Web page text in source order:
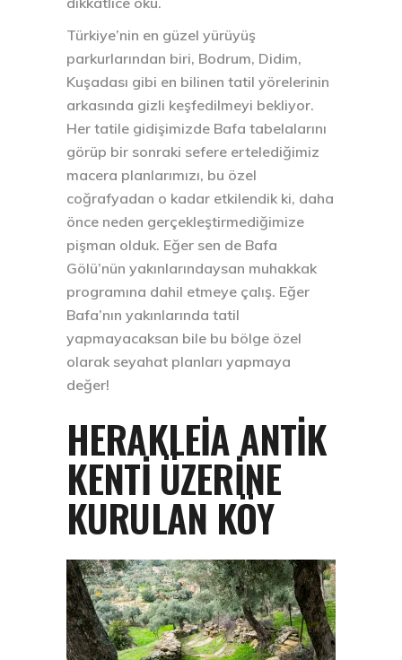
Türkiye’nin en güzel yürüyüş
parkurlarından biri, Bodrum, Didim,
Kuşadası gibi en bilinen tatil yörelerinin
arkasında gizli keşfedilmeyi bekliyor.
Her tatile gidişimizde Bafa tabelalarını
görüp bir sonraki sefere ertelediğimiz
macera planlarımızı, bu özel
coğrafyadan o kadar etkilendik ki, daha
önce neden gerçekleştirmediğimize
pişman olduk. Eğer sen de Bafa
Gölü’nün yakınlarındaysan muhakkak
programına dahil etmeye çalış. Eğer
Bafa’nın yakınlarında tatil
yapmayacaksan bile bu bölge özel
olarak seyahat planları yapmaya
değer!
HERAKLEIA ANTIK
KENTI ÜZERINE
KURULAN KÖY